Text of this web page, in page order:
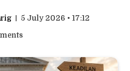
5 July 2026 • 17:12